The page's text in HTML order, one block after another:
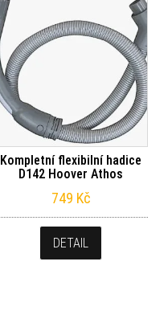
Kompletní flexibilní hadice
D142 Hoover Athos
749 Kč
DETAIL